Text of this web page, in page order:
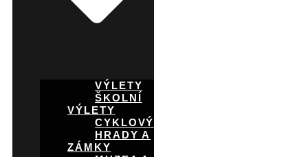
VÝLETY
ŠKOLNÍ
VÝLETY
CYKLOVÝLETY
HRADY A
ZÁMKY